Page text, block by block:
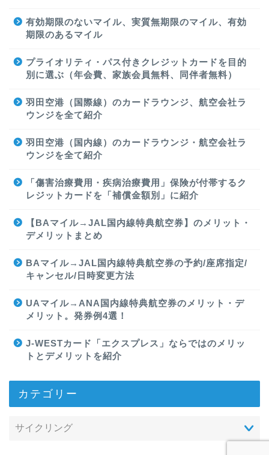
有効期限のないマイル、実質無期限のマイル、有効
期限のあるマイル
プライオリティ・パス付きクレジットカードを目的
別に選ぶ（年会費、家族会員無料、同伴者無料）
羽田空港（国際線）のカードラウンジ、航空会社ラ
ウンジを全て紹介
羽田空港（国内線）のカードラウンジ・航空会社ラ
ウンジを全て紹介
「傷害治療費用・疾病治療費用」保険が付帯するク
レジットカードを「補償金額別」に紹介
【BAマイル→JAL国内線特典航空券】のメリット・
デメリットまとめ
BAマイル→JAL国内線特典航空券の予約/座席指定/
キャンセル/日時変更方法
UAマイル→ANA国内線特典航空券のメリット・デ
メリット。発券例4選！
J-WESTカード「エクスプレス」ならではのメリッ
トとデメリットを紹介
カテゴリー